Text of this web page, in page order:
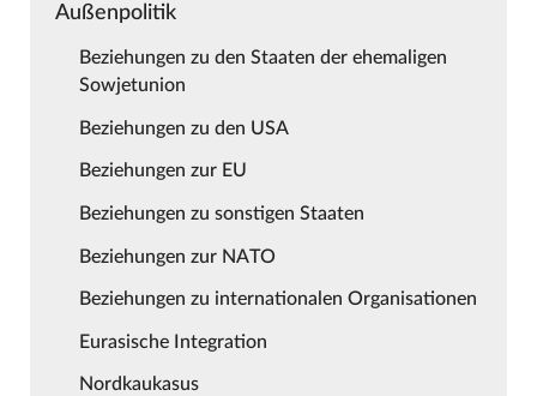
Außenpolitik
Beziehungen zu den Staaten der ehemaligen
Sowjetunion
Beziehungen zu den USA
Beziehungen zur EU
Beziehungen zu sonstigen Staaten
Beziehungen zur NATO
Beziehungen zu internationalen Organisationen
Eurasische Integration
Nordkaukasus